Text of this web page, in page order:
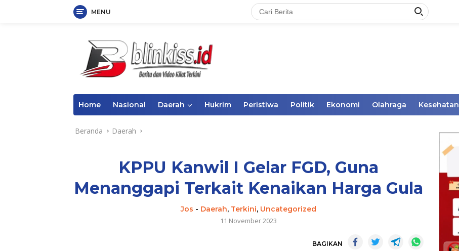
MENU
Home Nasional Daerah Hukrim Peristiwa Politik Ekonomi Olahraga Kesehatan
Beranda Daerah
KPPU Kanwil I Gelar FGD, Guna
Menanggapi Terkait Kenaikan Harga Gula
Jos - Daerah, Terkini, Uncategorized
11 November 2023
BAGIKAN